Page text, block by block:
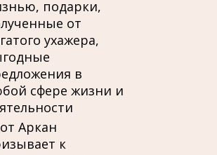
подарки,
от
ухажера,
в
сфере жизни и
Аркан
к